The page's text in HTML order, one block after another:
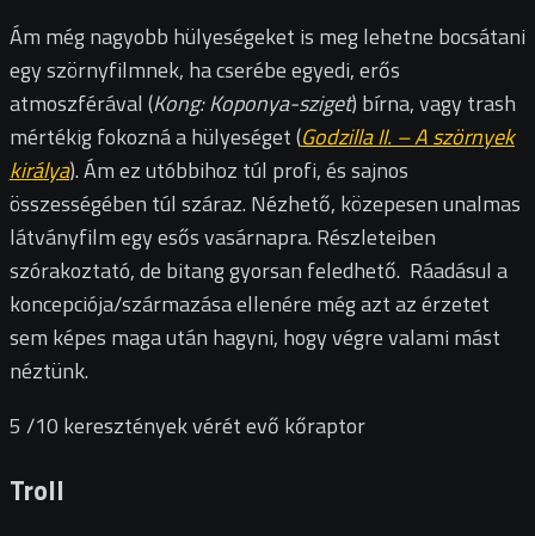
Ám még nagyobb hülyeségeket is meg lehetne bocsátani
egy szörnyfilmnek, ha cserébe egyedi, erős
atmoszférával (Kong: Koponya-sziget) bírna, vagy trash
mértékig fokozná a hülyeséget (Godzilla II. – A szörnyek
királya). Ám ez utóbbihoz túl profi, és sajnos
összességében túl száraz. Nézhető, közepesen unalmas
látványfilm egy esős vasárnapra. Részleteiben
szórakoztató, de bitang gyorsan feledhető. Ráadásul a
koncepciója/származása ellenére még azt az érzetet
sem képes maga után hagyni, hogy végre valami mást
néztünk.
5 /10 keresztények vérét evő kőraptor
Troll